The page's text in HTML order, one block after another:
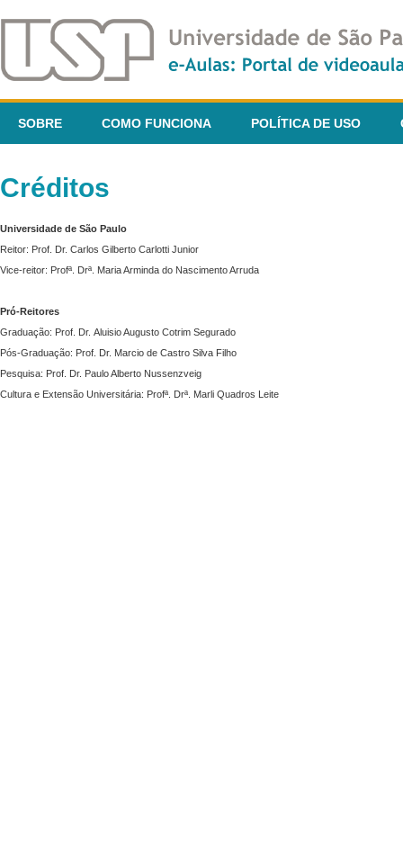
SOBRE COMO FUNCIONA POLÍTICA DE USO
Créditos
Universidade de São Paulo
Reitor: Prof. Dr. Carlos Gilberto Carlotti Junior
Vice-reitor: Profª. Drª. Maria Arminda do Nascimento Arruda
Pró-Reitores
Graduação: Prof. Dr. Aluisio Augusto Cotrim Segurado
Pós-Graduação: Prof. Dr. Marcio de Castro Silva Filho
Pesquisa: Prof. Dr. Paulo Alberto Nussenzveig
Cultura e Extensão Universitária: Profª. Drª. Marli Quadros Leite